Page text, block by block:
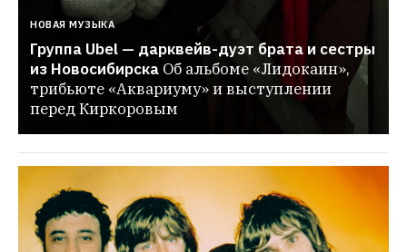
НОВАЯ МУЗЫКА
Группа Ubel — дарквейв-дуэт брата и сестры
из Новосибирска Об альбоме «Лидокаин»,
трибьюте «Аквариуму» и выступлении
перед Киркоровым